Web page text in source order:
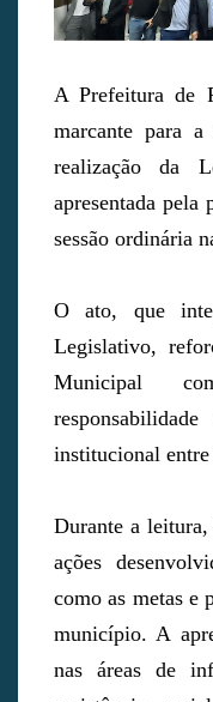
A Prefeitura de
marcante para
realização da
apresentada pela
sessão ordinária
O ato, que
Legislativo,
Municipal
institucional entre
Durante a leitura,
ações
como as metas e
município. A
nas áreas de